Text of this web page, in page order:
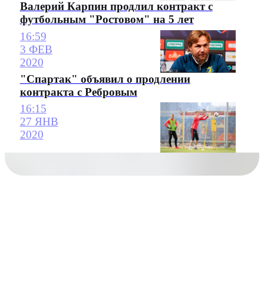
Валерий Карпин продлил контракт с
футбольным "Ростовом" на 5 лет
16:59
3 ФЕВ
2020
"Спартак" объявил о продлении
контракта с Ребровым
16:15
27 ЯНВ
2020